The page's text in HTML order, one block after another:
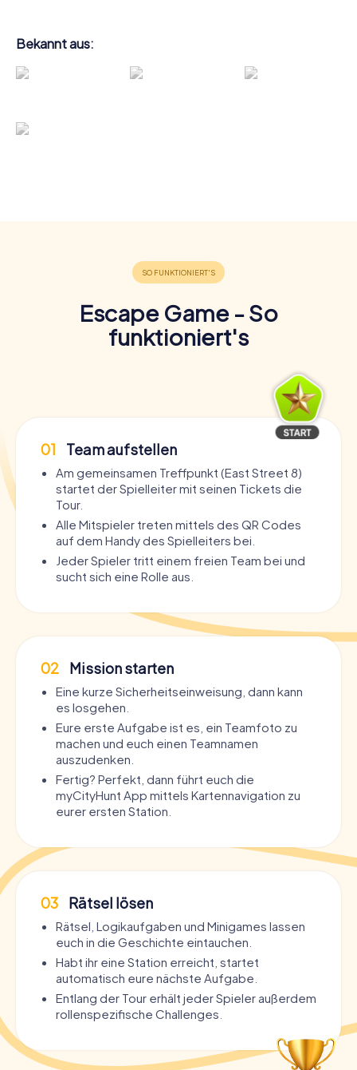
Bekannt aus:
Escape Game - So
funktioniert's
01 Team aufstellen
Am gemeinsamen Treffpunkt (East Street 8)
startet der Spielleiter mit seinen Tickets die
Tour.
Alle Mitspieler treten mittels des QR Codes
auf dem Handy des Spielleiters bei.
Jeder Spieler tritt einem freien Team bei und
sucht sich eine Rolle aus.
02 Mission starten
Eine kurze Sicherheitseinweisung, dann kann
es losgehen.
Eure erste Aufgabe ist es, ein Teamfoto zu
machen und euch einen Teamnamen
auszudenken.
Fertig? Perfekt, dann führt euch die
myCityHunt App mittels Kartennavigation zu
eurer ersten Station.
03 Rätsel lösen
Rätsel, Logikaufgaben und Minigames lassen
euch in die Geschichte eintauchen.
Habt ihr eine Station erreicht, startet
automatisch eure nächste Aufgabe.
Entlang der Tour erhält jeder Spieler außerdem
rollenspezifische Challenges.